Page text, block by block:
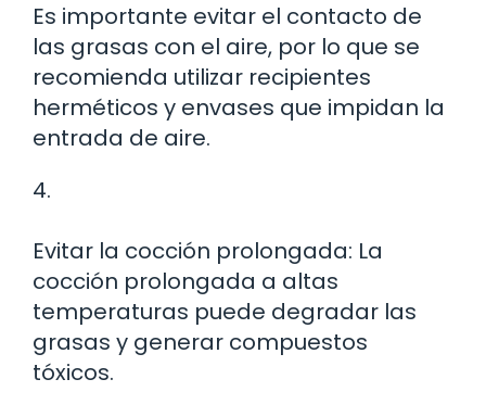
Es importante evitar el contacto de
las grasas con el aire, por lo que se
recomienda utilizar recipientes
herméticos y envases que impidan la
entrada de aire.
4.
Evitar la cocción prolongada: La
cocción prolongada a altas
temperaturas puede degradar las
grasas y generar compuestos
tóxicos.